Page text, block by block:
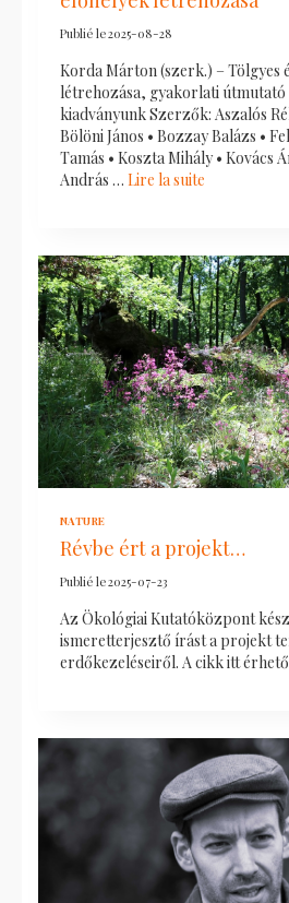
Publié le2025-08-28
Korda Márton (szerk.) – Tölgyes
létrehozása, gyakorlati útmutató
kiadványunk Szerzők: Aszalós
Bölöni János • Bozzay Balázs •
Tamás • Koszta Mihály • Kovács
András … Lire la suite
NATURE
Révbe ért a projekt…
Publié le2025-07-23
Az Ökológiai Kutatóközpont
ismeretterjesztő írást a projekt
erdőkezeléseiről. A cikk itt